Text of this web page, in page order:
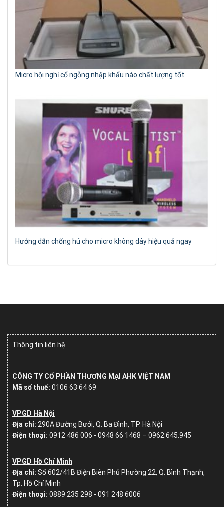
Micro hội nghị cổ ngỗng nhập khẩu nào chất lượng tốt
Hướng dẫn chống hú cho micro không dây hiệu quả ngay
Thông tin liên hệ
CÔNG TY CỔ PHẦN THƯƠNG MẠI AHK VIỆT NAM
Mã số thuế: 0106 63 64 69
VPGD Hà Nội
Địa chỉ: 290A Đường Bưởi, Q. Ba Đình, TP. Hà Nội
Điện thoại: 0912 486 006 - 0948 66 1468 – 0962.645.945
VPGD Hồ Chí Minh
Địa chỉ: Số602/41B Điện Biên Phủ Phường 22, Q. Bình Thạnh,
Tp. Hồ Chí Minh
Điện thoại: 0889 235 298 - 091 248 6006